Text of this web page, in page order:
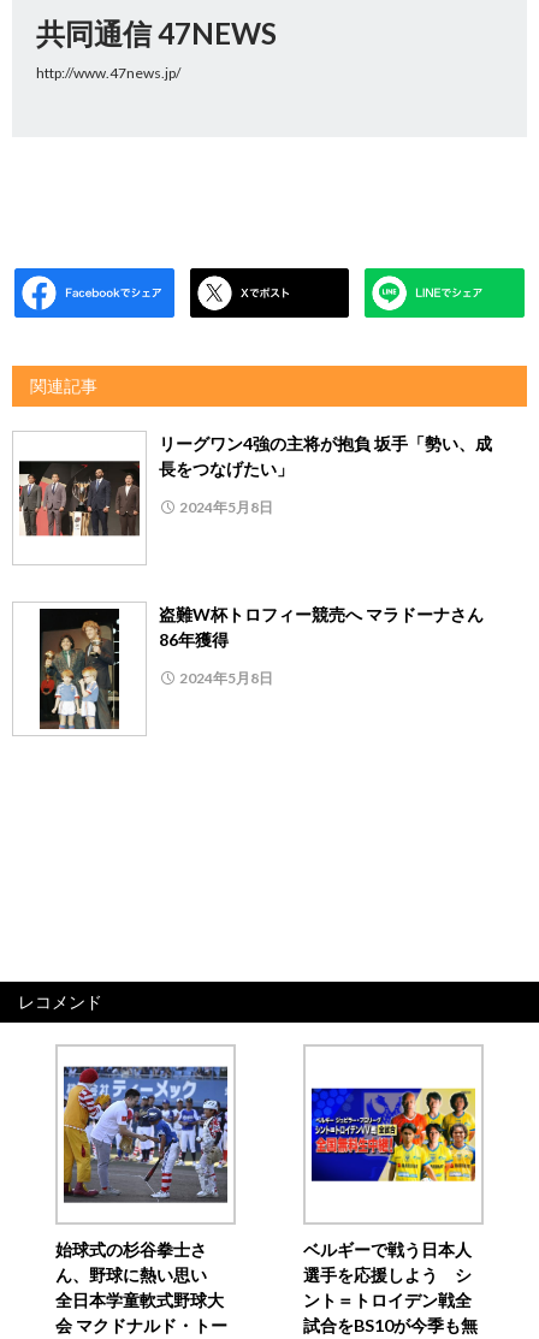
共同通信 47NEWS
http://www.47news.jp/
関連記事
リーグワン4強の主将が抱負 坂手「勢い、成
長をつなげたい」
2024年5月8日
盗難W杯トロフィー競売へ マラドーナさん
86年獲得
2024年5月8日
レコメンド
始球式の杉谷拳士さ
ん、野球に熱い思い
全日本学童軟式野球大
会 マクドナルド・トー
ベルギーで戦う日本人
選手を応援しよう シ
ント＝トロイデン戦全
試合をBS10が今季も無